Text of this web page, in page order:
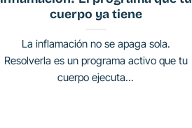
cuerpo ya tiene
La inflamación no se apaga sola.
Resolverla es un programa activo que tu
cuerpo ejecuta...